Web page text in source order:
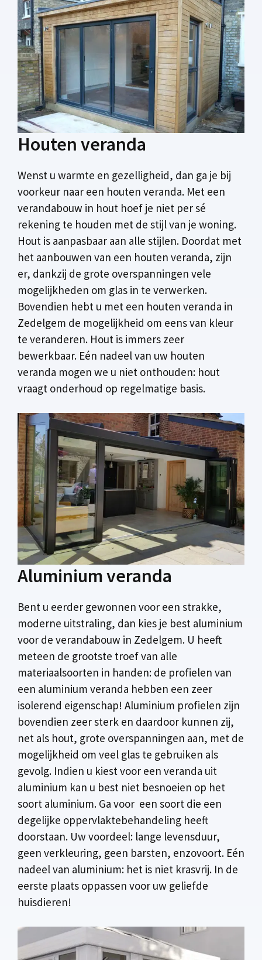
Houten veranda
Wenst u warmte en gezelligheid, dan ga je bij
voorkeur naar een houten veranda. Met een
verandabouw in hout hoef je niet per sé
rekening te houden met de stijl van je woning.
Hout is aanpasbaar aan alle stijlen. Doordat met
het aanbouwen van een houten veranda, zijn
er, dankzij de grote overspanningen vele
mogelijkheden om glas in te verwerken.
Bovendien hebt u met een houten veranda in
Zedelgem de mogelijkheid om eens van kleur
te veranderen. Hout is immers zeer
bewerkbaar. Eén nadeel van uw houten
veranda mogen we u niet onthouden: hout
vraagt onderhoud op regelmatige basis.
Aluminium veranda
Bent u eerder gewonnen voor een strakke,
moderne uitstraling, dan kies je best aluminium
voor de verandabouw in Zedelgem. U heeft
meteen de grootste troef van alle
materiaalsoorten in handen: de profielen van
een aluminium veranda hebben een zeer
isolerend eigenschap! Aluminium profielen zijn
bovendien zeer sterk en daardoor kunnen zij,
net als hout, grote overspanningen aan, met de
mogelijkheid om veel glas te gebruiken als
gevolg. Indien u kiest voor een veranda uit
aluminium kan u best niet besnoeien op het
soort aluminium. Ga voor een soort die een
degelijke oppervlaktebehandeling heeft
doorstaan. Uw voordeel: lange levensduur,
geen verkleuring, geen barsten, enzovoort. Eén
nadeel van aluminium: het is niet krasvrij. In de
eerste plaats oppassen voor uw geliefde
huisdieren!